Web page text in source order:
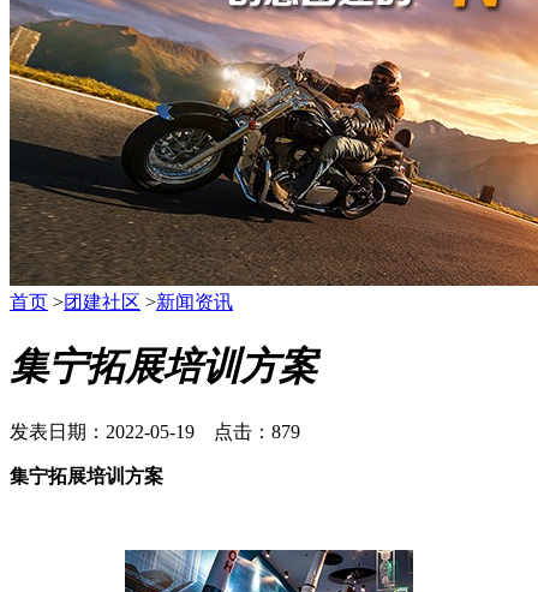
首页 >团建社区 >新闻资讯
集宁拓展培训方案
发表日期：2022-05-19 点击：879
集宁拓展培训方案